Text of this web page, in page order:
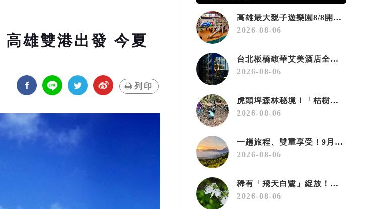
雄雙港出發 今夏
列印
高雄最大親子遊樂園8/8開幕！30項設施免費玩、YOYO家族嗨翻暑假
2026-08-06
台北板橋馥華艾美酒店全新開幕 感官藝術策展打造旅居新風格
2026-08-06
虎頭埤森林秘境！「枯樹籬步道」生態復育有成 走進大自然生命教室
2026-08-06
一趟旅程、雙重享受！9月住宿合歡山 順遊奧萬大10元優惠入園
2026-08-06
稀有「飛天白鷺」綻放！神戶六甲高山植物園「鷺草」珍貴現身
2026-08-06